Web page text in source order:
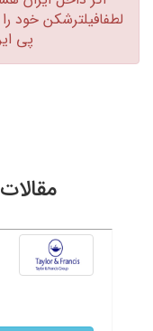
لطفافیلترشکن خود را
پی
مقالات